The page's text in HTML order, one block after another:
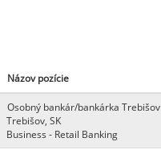
Názov pozície
Osobný bankár/bankárka Trebišov
Trebišov, SK
Business - Retail Banking